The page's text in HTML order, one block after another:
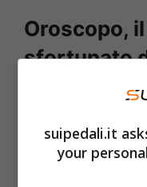
Oroscopo,
sfortunato
Le stelle hanno
segno che
negative.
Ricordiamo che
suipedali.it
your